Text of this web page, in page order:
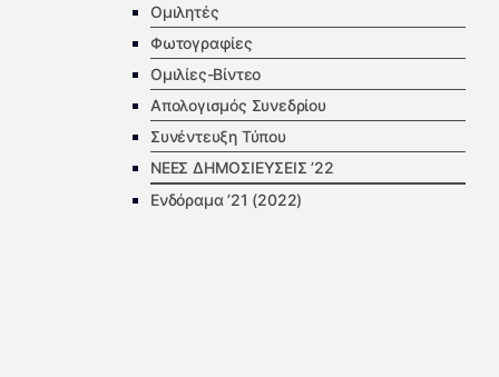
Ομιλητές
Φωτογραφίες
Ομιλίες-Βίντεο
Απολογισμός Συνεδρίου
Συνέντευξη Τύπου
ΝΕΕΣ ΔΗΜΟΣΙΕΥΣΕΙΣ ’22
Ενδόραμα ’21 (2022)